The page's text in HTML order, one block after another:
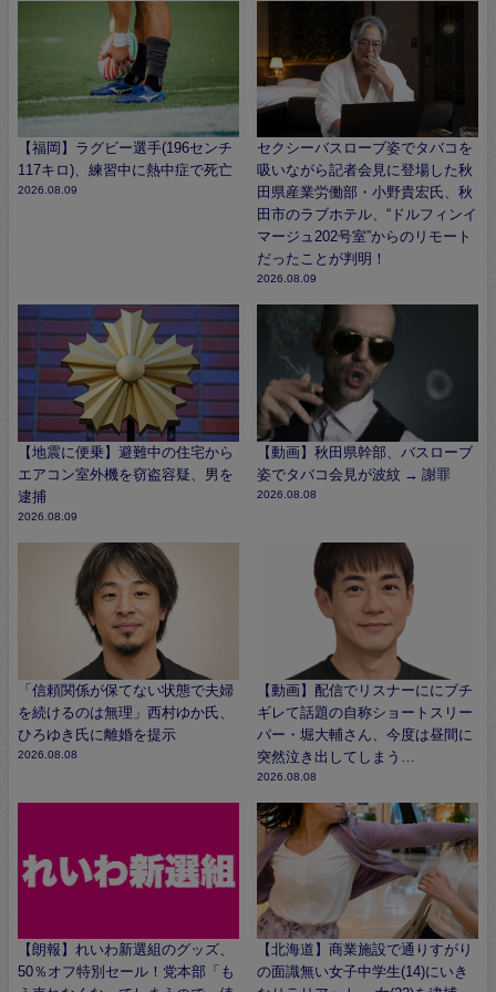
【福岡】ラグビー選手(196センチ
117キロ)、練習中に熱中症で死亡
2026.08.09
セクシーバスローブ姿でタバコを
吸いながら記者会見に登場した秋
田県産業労働部・小野貴宏氏、秋
田市のラブホテル、“ドルフィンイ
マージュ202号室”からのリモート
だったことが判明！
2026.08.09
【地震に便乗】避難中の住宅から
エアコン室外機を窃盗容疑、男を
逮捕
2026.08.09
【動画】秋田県幹部、バスローブ
姿でタバコ会見が波紋 → 謝罪
2026.08.08
「信頼関係が保てない状態で夫婦
を続けるのは無理」西村ゆか氏、
ひろゆき氏に離婚を提示
2026.08.08
【動画】配信でリスナーににブチ
ギレて話題の自称ショートスリー
パー・堀大輔さん、今度は昼間に
突然泣き出してしまう…
2026.08.08
【朗報】れいわ新選組のグッズ、
50％オフ特別セール！党本部「も
【北海道】商業施設で通りすがり
の面識無い女子中学生(14)にいき